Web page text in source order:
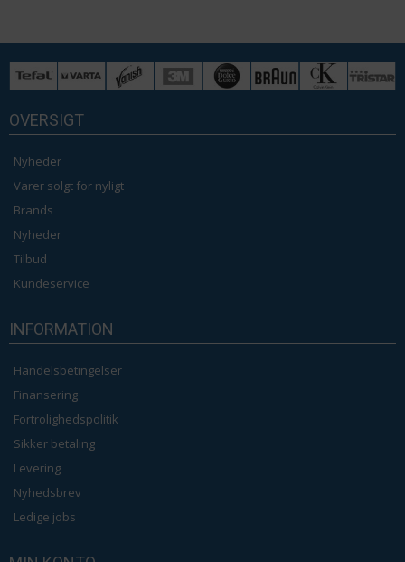
OVERSIGT
Nyheder
Varer solgt for nyligt
Brands
Nyheder
Tilbud
Kundeservice
INFORMATION
Handelsbetingelser
Finansering
Fortrolighedspolitik
Sikker betaling
Levering
Nyhedsbrev
Ledige jobs